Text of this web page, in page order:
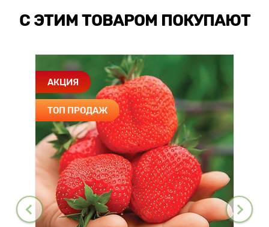
С ЭТИМ ТОВАРОМ ПОКУПАЮТ
АКЦИЯ
ТОП ПРОДАЖ